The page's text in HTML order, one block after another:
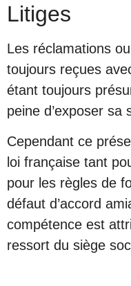
Litiges
Les réclamations
toujours reçues
étant toujours
peine d’exposer sa
Cependant ce
loi française tant
pour les règles de
défaut d’accord
compétence est
ressort du siège